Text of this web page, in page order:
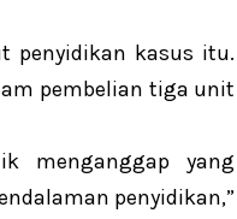
penyidikan kasus itu.
pembelian tiga unit
menganggap yang
penyidikan,”